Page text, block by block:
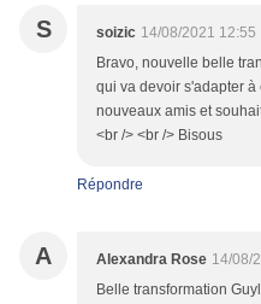
S soizic 14/08/2021 12:55
Bravo, nouvelle belle
qui va devoir s'adapter
nouveaux amis et
<br /> <br /> Bisous
Répondre
A Alexandra Rose 14/08/
Belle transformation